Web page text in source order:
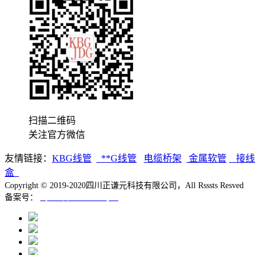
扫描二维码
关注官方微信
友情链接： KBG线管 **G线管 电缆桥架 金属软管
接线
盒
Copyright © 2019-2020四川正谦元科技有限公司，All Rsssts Resved
备案号：